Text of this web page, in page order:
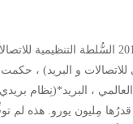
منذ قرار20 ديسمبر 2011 السُّلطة
و البريد) ،
، البريد*(نِظام بريدي
مِليون يورو. هذه لم